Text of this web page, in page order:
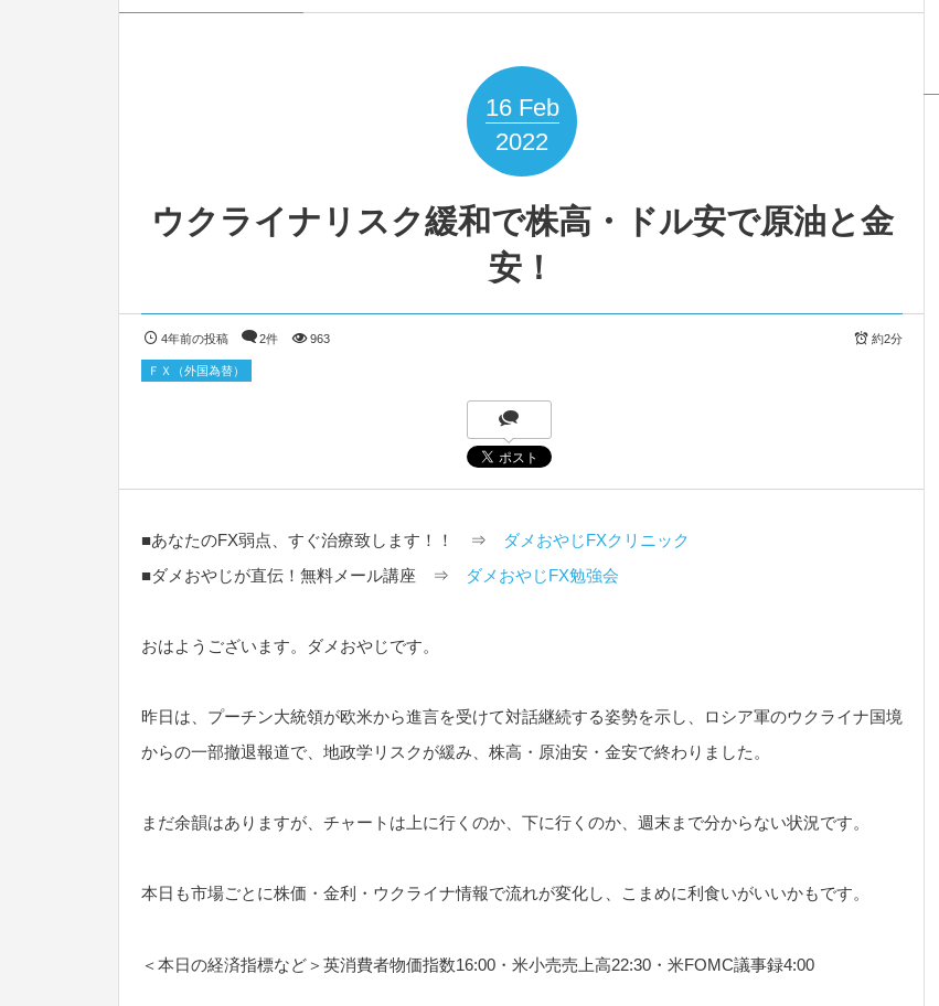
16 Feb
2022
ウクライナリスク緩和で株高・ドル安で原油と金
安！
4年前の投稿 2件 963 約2分
ＦＸ（外国為替）
■あなたのFX弱点、すぐ治療致します！！ ⇒
ダメおやじFXクリニック
■ダメおやじが直伝！無料メール講座 ⇒
ダメおやじFX勉強会
おはようございます。ダメおやじです。
昨日は、プーチン大統領が欧米から進言を受けて対話継続する姿勢を示し、ロシア軍のウクライナ国境
からの一部撤退報道で、地政学リスクが緩み、株高・原油安・金安で終わりました。
まだ余韻はありますが、チャートは上に行くのか、下に行くのか、週末まで分からない状況です。
本日も市場ごとに株価・金利・ウクライナ情報で流れが変化し、こまめに利食いがいいかもです。
＜本日の経済指標など＞英消費者物価指数16:00・米小売売上高22:30・米FOMC議事録4:00